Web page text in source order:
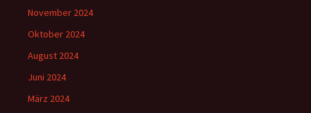
November 2024
Oktober 2024
August 2024
Juni 2024
März 2024